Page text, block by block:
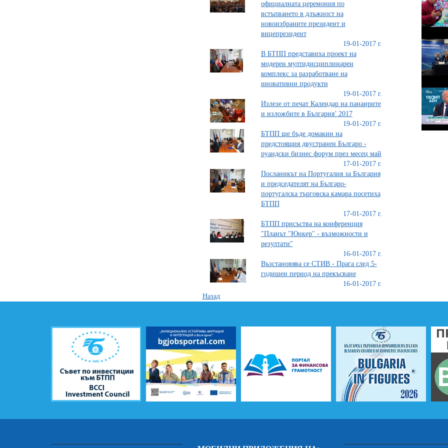
официалната церемония по
встъпването в длъжност на
новоизбраните президент и
вицепрезидент
19-01-2017 г.
В БТПП представиха проект на
модерен мултидисциплинарен
комплекс за разработване на
иновативни продукти
19-01-2017 г.
Излезе от печат Календар на панаирите
и изложбите в България’ 2017
19-01-2017 г.
БТПП ще бъде домакин на
предстоящия двустранен Българо -
руандски бизнес форум през месец май
17-01-2017 г.
Посланикът на Португалия за България
и председателят на Българо-
португалска търговска камара посетиха
БТПП
17-01-2017 г.
БТПП присъства на конференция
"Планът "Юнкер" - възможности и
резултати"
16-01-2017 г.
Възстановява се СТИВ - Прага след 5-
годишен период на прекъсване
16-01-2017 г.
Назад